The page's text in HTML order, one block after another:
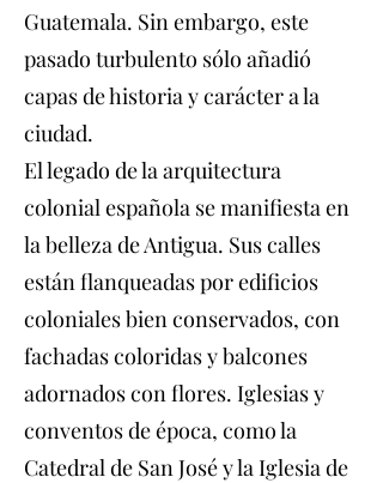
Guatemala. Sin embargo, este
pasado turbulento sólo añadió
capas de historia y carácter a la
ciudad.
El legado de la arquitectura
colonial española se manifiesta en
la belleza de Antigua. Sus calles
están flanqueadas por edificios
coloniales bien conservados, con
fachadas coloridas y balcones
adornados con flores. Iglesias y
conventos de época, como la
Catedral de San José y la Iglesia de